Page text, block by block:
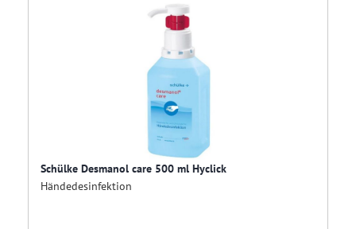
Schülke Desmanol care 500 ml Hyclick
Händedesinfektion